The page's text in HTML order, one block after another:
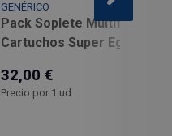
GENÉRICO
Pack Soplete Multifire+2
Cartuchos Super Ego
32,00 €
Precio por 1 ud